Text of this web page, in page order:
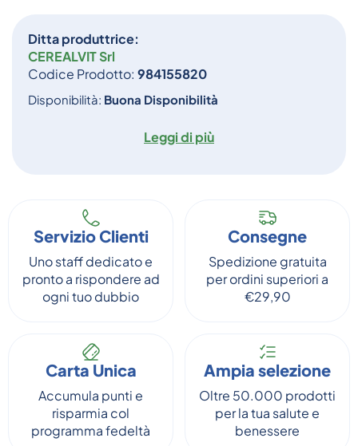
Ditta produttrice:
CEREALVIT Srl
Codice Prodotto: 984155820
Disponibilità: Buona Disponibilità
Leggi di più
Servizio Clienti
Uno staff dedicato e
pronto a rispondere ad
ogni tuo dubbio
Consegne
Spedizione gratuita
per ordini superiori a
€29,90
Carta Unica
Accumula punti e
risparmia col
programma fedeltà
Ampia selezione
Oltre 50.000 prodotti
per la tua salute e
benessere